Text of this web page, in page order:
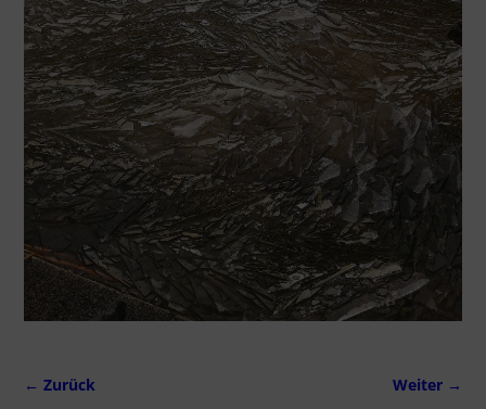
← Zurück Weiter →